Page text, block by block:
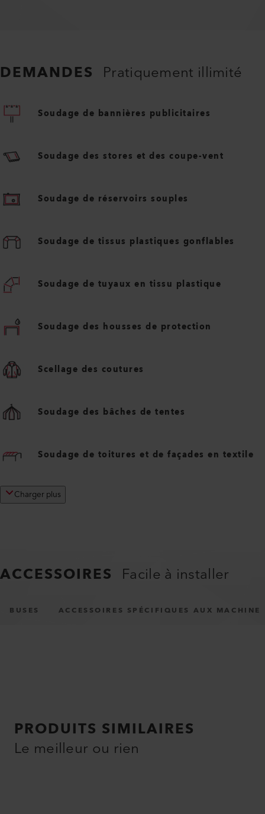
DEMANDES Pratiquement illimité
Soudage de bannières publicitaires
Soudage des stores et des coupe-vent
Soudage de réservoirs souples
Soudage de tissus plastiques gonflables
Soudage de tuyaux en tissu plastique
Soudage des housses de protection
Scellage des coutures
Soudage des bâches de tentes
Soudage de toitures et de façades en textile
Charger plus
ACCESSOIRES Facile à installer
BUSES ACCESSOIRES SPÉCIFIQUES AUX MACHINE
PRODUITS SIMILAIRES
Le meilleur ou rien